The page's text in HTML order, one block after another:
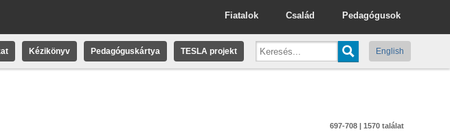
Pedagógusok
Család
Fiatalok
Kézikönyv Pedagóguskártya TESLA projekt English
697-708 | 1570 találat